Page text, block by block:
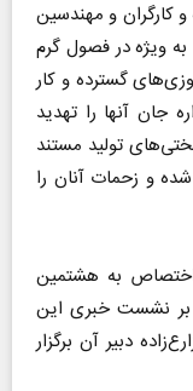
کارگران و مهندسین
ویژه در فصول گرم
گسترده و کار
جان آنها را تهدید
تولید مستند
و زحمات آنان را
اختصاص به هشتمین
بر نشست خبری این
دبیر آن برگزار